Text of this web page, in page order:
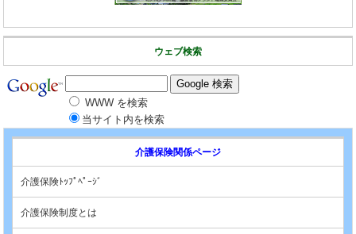
ウェブ検索
WWW を検索
当サイト内を検索
介護保険関係ページ
介護保険ﾄｯﾌﾟﾍﾟｰｼﾞ
介護保険制度とは